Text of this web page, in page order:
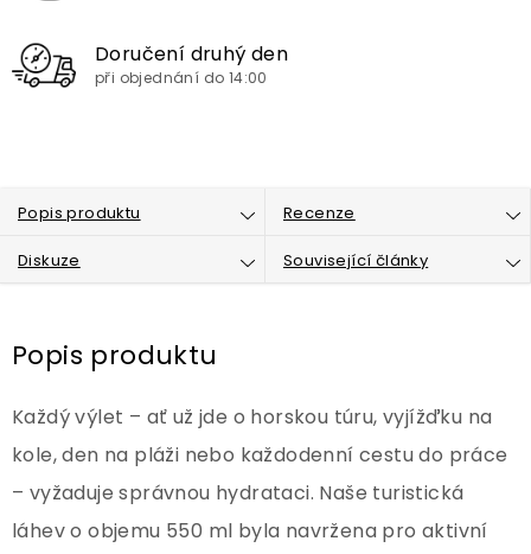
Doručení druhý den
při objednání do 14:00
Popis produktu Recenze
Diskuze Související články
Popis produktu
Každý výlet – ať už jde o horskou túru, vyjížďku na
kole, den na pláži nebo každodenní cestu do práce
– vyžaduje správnou hydrataci. Naše turistická
láhev o objemu 550 ml byla navržena pro aktivní